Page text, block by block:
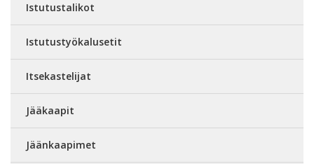
Istutustalikot
Istutustyökalusetit
Itsekastelijat
Jääkaapit
Jäänkaapimet